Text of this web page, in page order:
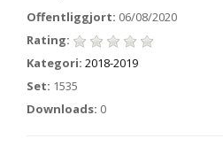
Offentliggjort: 06/08/2020
Rating:
Kategori: 2018-2019
Set: 1535
Downloads: 0